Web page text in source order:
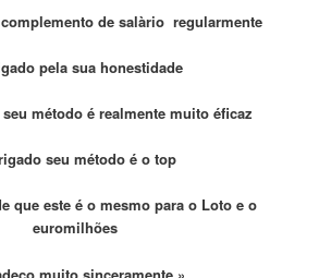
complemento de salàrio regularmente
pela sua honestidade
método é realmente muito éficaz
seu método é o top
que esteé o mesmo para o Loto e o
euromilhões
muito sinceramente »